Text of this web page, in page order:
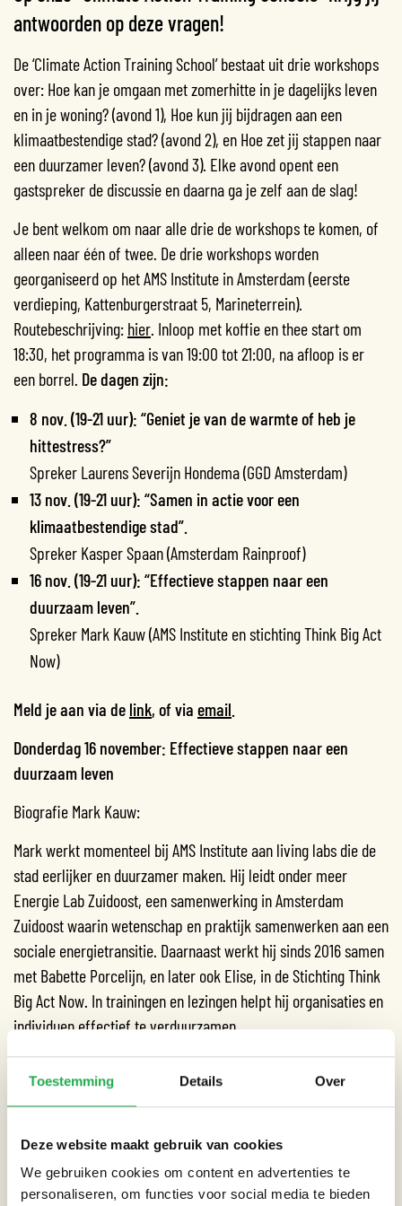
Toestemming Details Over
Deze website maakt gebruik van cookies
We gebruiken cookies om content en advertenties te
personaliseren, om functies voor social media te bieden
antwoorden op deze vragen!
De ‘Climate Action Training School’ bestaat uit drie workshops
over: Hoe kan je omgaan met zomerhitte in je dagelijks leven
en in je woning? (avond 1), Hoe kun jij bijdragen aan een
klimaatbestendige stad? (avond 2), en Hoe zet jij stappen naar
een duurzamer leven? (avond 3). Elke avond opent een
gastspreker de discussie en daarna ga je zelf aan de slag!
Je bent welkom om naar alle drie de workshops te komen, of
alleen naar één of twee. De drie workshops worden
georganiseerd op het AMS Institute in Amsterdam (eerste
verdieping, Kattenburgerstraat 5, Marineterrein).
Routebeschrijving: hier . Inloop met koffie en thee start om
18:30, het programma is van 19:00 tot 21:00, na afloop is er
een borrel. De dagen zijn:
8 nov. (19-21 uur): “Geniet je van de warmte of heb je
hittestress?”
Spreker Laurens Severijn Hondema (GGD Amsterdam)
13 nov. (19-21 uur): “Samen in actie voor een
klimaatbestendige stad”.
Spreker Kasper Spaan (Amsterdam Rainproof)
16 nov. (19-21 uur): “Effectieve stappen naar een
duurzaam leven”.
Spreker Mark Kauw (AMS Institute en stichting Think Big Act
Now)
Meld je aan via de link, of via email
Donderdag 16 november: Effectieve stappen naar een
duurzaam leven
Biografie Mark Kauw:
Mark werkt momenteel bij AMS Institute aan living labs die de
stad eerlijker en duurzamer maken. Hij leidt onder meer
Energie Lab Zuidoost, een samenwerking in Amsterdam
Zuidoost waarin wetenschap en praktijk samenwerken aan een
sociale energietransitie. Daarnaast werkt hij sinds 2016 samen
met Babette Porcelijn, en later ook Elise, in de Stichting Think
Big Act Now. In trainingen en lezingen helpt hij organisaties en
individuen effectief te verduurzamen.
Lezing en workshop De Verborgen Impact:
De lezing en workshop zijn gebaseerd op het boek De
uit wat verborgen impact is en hoe de impact top 10 van de
gemiddelde Nederlander eruit ziet. Hij laat hij zien dat het